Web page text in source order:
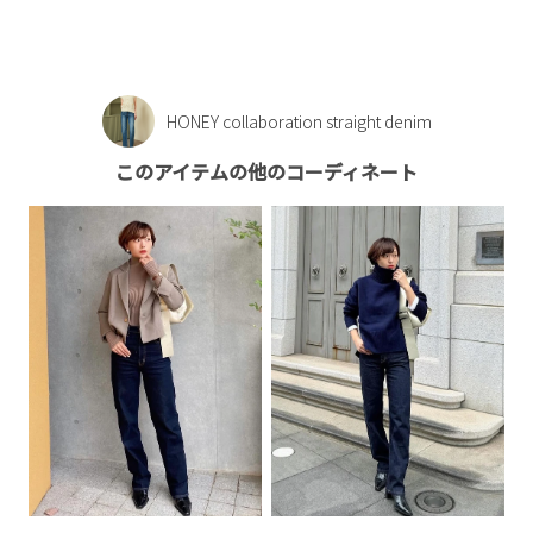
HONEY collaboration straight denim
このアイテムの他のコーディネート